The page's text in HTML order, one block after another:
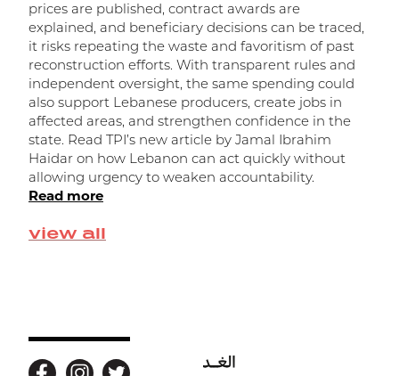
view all
prices are published, contract awards are
explained, and beneficiary decisions can be traced,
it risks repeating the waste and favoritism of past
reconstruction efforts. With transparent rules and
independent oversight, the same spending could
also support Lebanese producers, create jobs in
affected areas, and strengthen confidence in the
state. Read TPI’s new article by Jamal Ibrahim
Haidar on how Lebanon can act quickly without
allowing urgency to weaken accountability.
Read more